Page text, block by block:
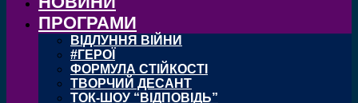
ПРОГРАМИ
ВІДЛУННЯ ВІЙНИ
#ГЕРОЇ
ФОРМУЛА СТІЙКОСТІ
ТВОРЧИЙ ДЕСАНТ
ТОК-ШОУ “ВІДПОВІДЬ”